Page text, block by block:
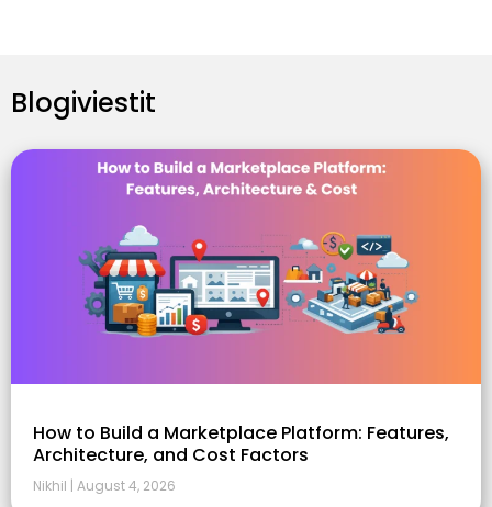
Blogiviestit
How to Build a Marketplace Platform: Features,
Architecture, and Cost Factors
Nikhil August 4, 2026